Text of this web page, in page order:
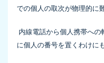
での個人の取次が物理的に
内線電話から個人携帯へ
に個人の番号を置くわけに